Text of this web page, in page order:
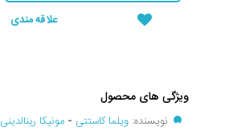
علاقه مندی
ویژگی های محصول
نویسنده: ویلما کاستتی - مونیکا رینالدینی